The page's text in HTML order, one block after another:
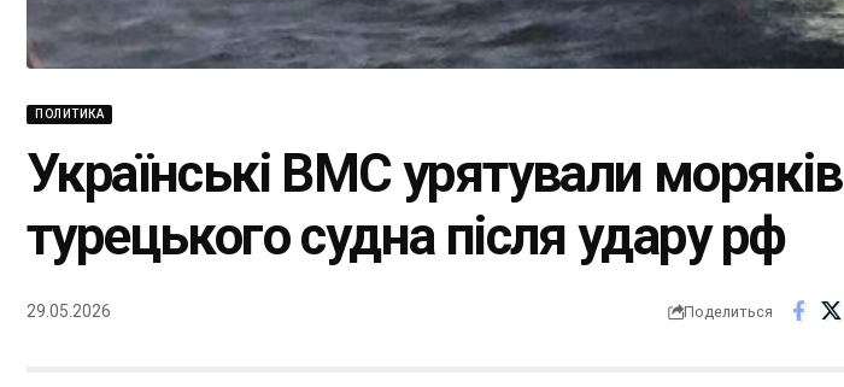
ПОЛИТИКА
Українські ВМС урятували моряків
турецького судна після удару рф
29.05.2026 Поделиться